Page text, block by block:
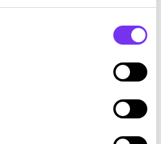
korkealaatuisia talous-